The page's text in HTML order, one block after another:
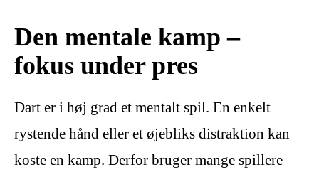
Den mentale kamp –
fokus under pres
Dart er i høj grad et mentalt spil. En enkelt
rystende hånd eller et øjebliks distraktion kan
koste en kamp. Derfor bruger mange spillere